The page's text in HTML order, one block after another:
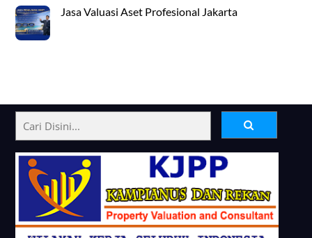
Jasa Valuasi Aset Profesional Jakarta
Back
To
Top